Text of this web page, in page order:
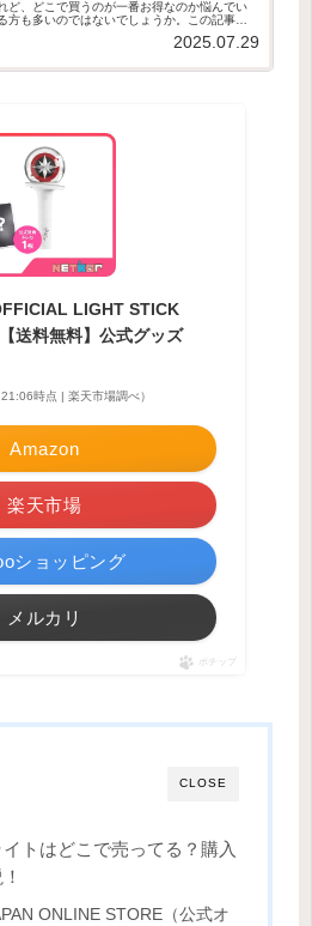
ど、どこで買うのが一番お得なのか悩んでい
方も多いのではないでしょうか。この記事で
場所と特典情報を詳しくご紹介します。スキズ
2025.07.29
LIGHT STICK
送料無料】公式グッズ
時点 | 楽天市場調べ）
Amazon
楽天市場
ショッピング
メルカリ
ポチップ
CLOSE
トはどこで売ってる？購入
ONLINE STORE（公式オ